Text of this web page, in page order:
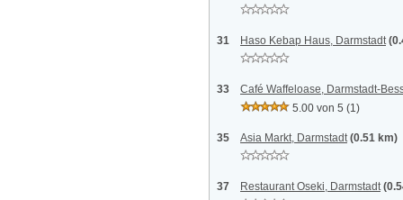
31 Haso Kebap Haus, Darmstadt
33
Café Waffeloase, Darmstadt-
5.00 von 5 (1)
35 Asia Markt, Darmstadt (0.51 km)
37 Restaurant Oseki, Darmstadt